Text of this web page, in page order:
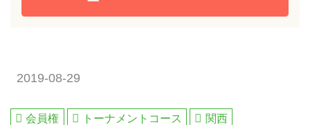
2019-08-29
会員権 トーナメントコース
関西